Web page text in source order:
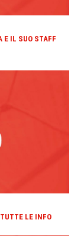
E IL SUO STAFF
LE INFO